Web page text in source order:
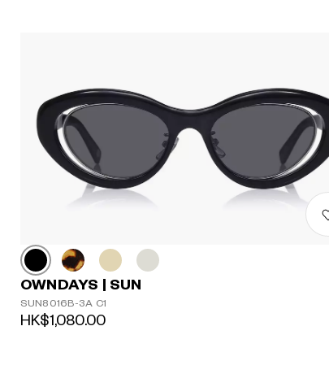
OWNDAYS | SUN
SUN8016B-3A C1
HK$1,080.00